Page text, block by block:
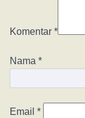
Komentar *
Nama *
Email *